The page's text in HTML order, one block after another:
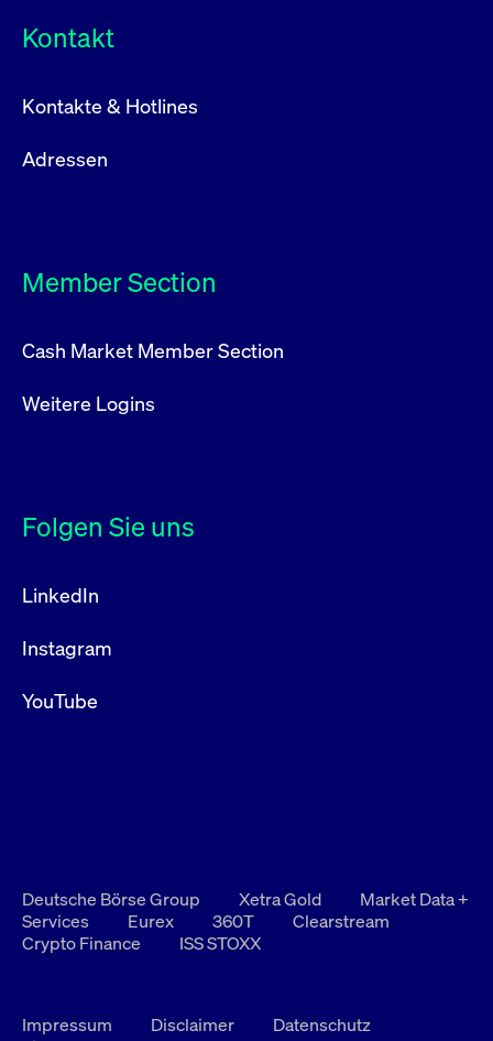
Kontakt
Kontakte & Hotlines
Adressen
Member Section
Cash Market Member Section
Weitere Logins
Folgen Sie uns
LinkedIn
Instagram
YouTube
Deutsche Börse Group Xetra Gold
Market Data +
Services
Eurex 360T
Clearstream
Crypto Finance
ISS STOXX
Impressum Disclaimer
Datenschutz